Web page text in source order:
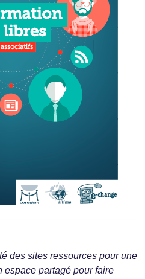
des sites ressources pour une
espace partagé pour faire